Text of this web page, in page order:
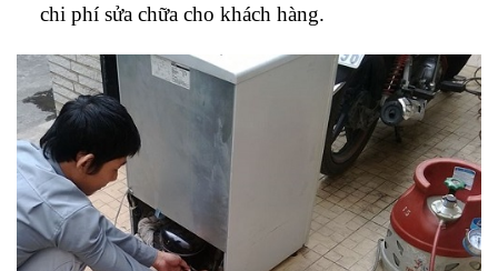
chi phí sửa chữa cho khách hàng.